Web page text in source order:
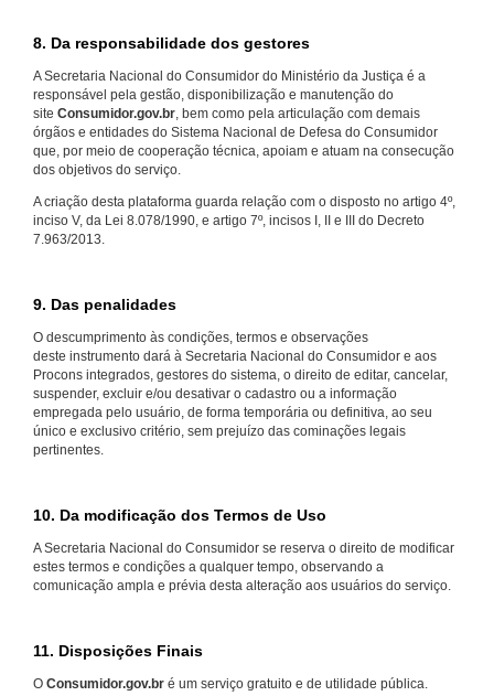
8. Da responsabilidade dos gestores
A Secretaria Nacional do Consumidor do Ministério da Justiça é a
responsável pela gestão, disponibilização e manutenção do
site Consumidor.gov.br, bem como pela articulação com demais
órgãos e entidades do Sistema Nacional de Defesa do Consumidor
que, por meio de cooperação técnica, apoiam e atuam na consecução
dos objetivos do serviço.
A criação desta plataforma guarda relação com o disposto no artigo 4º,
inciso V, da Lei 8.078/1990, e artigo 7º, incisos I, II e III do Decreto
7.963/2013.
9. Das penalidades
O descumprimento às condições, termos e observações
deste instrumento dará à Secretaria Nacional do Consumidor e aos
Procons integrados, gestores do sistema, o direito de editar, cancelar,
suspender, excluir e/ou desativar o cadastro ou a informação
empregada pelo usuário, de forma temporária ou definitiva, ao seu
único e exclusivo critério, sem prejuízo das cominações legais
pertinentes.
10. Da modificação dos Termos de Uso
A Secretaria Nacional do Consumidor se reserva o direito de modificar
estes termos e condições a qualquer tempo, observando a
comunicação ampla e prévia desta alteração aos usuários do serviço.
11. Disposições Finais
O Consumidor.gov.br é um serviço gratuito e de utilidade pública.